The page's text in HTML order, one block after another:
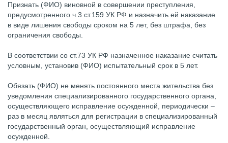
Признать (ФИО) виновной в совершении преступления,
предусмотренного ч.3 ст.159 УК РФ и назначить ей наказание
в виде лишения свободы сроком на 5 лет, без штрафа, без
ограничения свободы.
В соответствии со ст.73 УК РФ назначенное наказание считать
условным, установив (ФИО) испытательный срок в 5 лет.
Обязать (ФИО) не менять постоянного места жительства без
уведомления специализированного государственного органа,
осуществляющего исправление осужденной, периодически –
раз в месяц являться для регистрации в специализированный
государственный орган, осуществляющий исправление
осужденной.